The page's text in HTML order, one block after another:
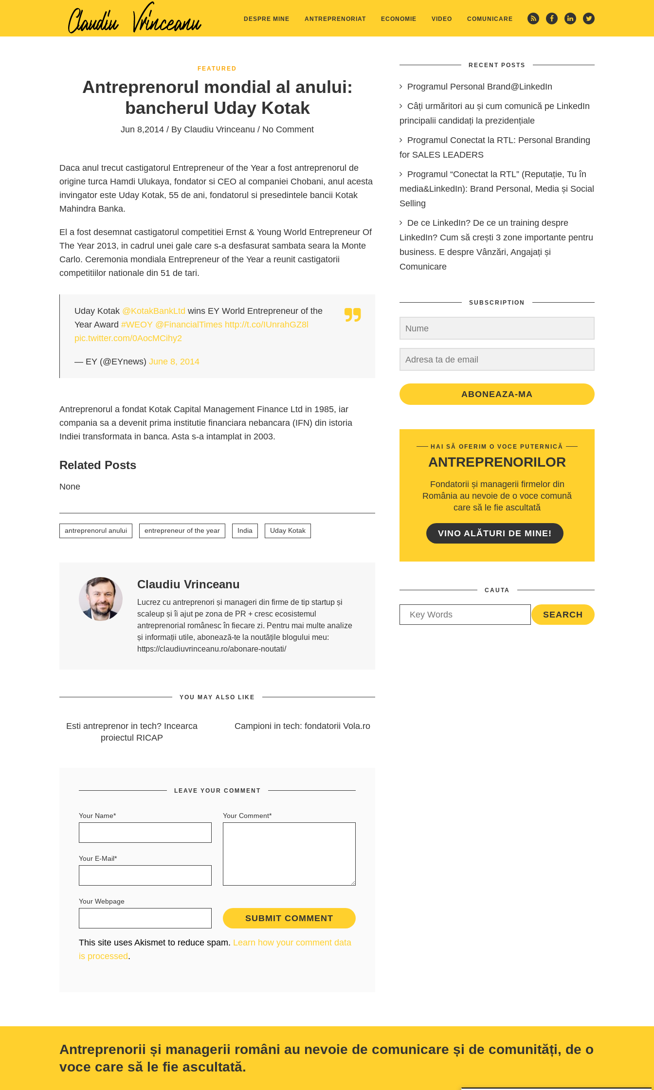
DESPRE MINE ANTREPRENORIAT ECONOMIE VIDEO COMUNICARE
FEATURED
Antreprenorul mondial al anului:
bancherul Uday Kotak
Jun 8,2014 / By Claudiu Vrinceanu / No Comment
Daca anul trecut castigatorul Entrepreneur of the Year a fost antreprenorul de
origine turca Hamdi Ulukaya, fondator si CEO al companiei Chobani, anul acesta
invingator este Uday Kotak, 55 de ani, fondatorul si presedintele bancii Kotak
Mahindra Banka.
El a fost desemnat castigatorul competitiei Ernst & Young World Entrepreneur Of
The Year 2013, in cadrul unei gale care s-a desfasurat sambata seara la Monte
Carlo. Ceremonia mondiala Entrepreneur of the Year a reunit castigatorii
competitiilor nationale din 51 de tari.
Uday Kotak @KotakBankLtd wins EY World Entrepreneur of the
Year Award #WEOY @FinancialTimes http://t.co/IUnrahGZ8l
pic.twitter.com/0AocMCihy2
— EY (@EYnews) June 8, 2014
Antreprenorul a fondat Kotak Capital Management Finance Ltd in 1985, iar
compania sa a devenit prima institutie financiara nebancara (IFN) din istoria
Indiei transformata in banca. Asta s-a intamplat in 2003.
Related Posts
None
antreprenorul anului entrepreneur of the year India Uday Kotak
Claudiu Vrinceanu
Lucrez cu antreprenori și manageri din firme de tip startup și
scaleup și îi ajut pe zona de PR + cresc ecosistemul
antreprenorial românesc în fiecare zi. Pentru mai multe analize
și informații utile, abonează-te la noutățile blogului meu:
https://claudiuvrinceanu.ro/abonare-noutati/
YOU MAY ALSO LIKE
Esti antreprenor in tech? Incearca
proiectul RICAP
Campioni in tech: fondatorii Vola.ro
LEAVE YOUR COMMENT
Your Comment*
Your Name*
Your E-Mail*
Your Webpage
This site uses Akismet to reduce spam. Learn how your comment data
is processed.
RECENT POSTS
Programul Personal Brand@LinkedIn
Câți urmăritori au și cum comunică pe LinkedIn
principalii candidați la prezidențiale
Programul Conectat la RTL: Personal Branding
for SALES LEADERS
Programul “Conectat la RTL” (Reputație, Tu în
media&LinkedIn): Brand Personal, Media și Social
Selling
De ce LinkedIn? De ce un training despre
LinkedIn? Cum să crești 3 zone importante pentru
business. E despre Vânzări, Angajați și
Comunicare
SUBSCRIPTION
ABONEAZA-MA
HAI SĂ OFERIM O VOCE PUTERNICĂ
ANTREPRENORILOR
Fondatorii și managerii firmelor din
România au nevoie de o voce comună
care să le fie ascultată
VINO ALĂTURI DE MINE!
CAUTA
Antreprenorii și managerii români au nevoie de comunicare și de comunități, de o
voce care să le fie ascultată.